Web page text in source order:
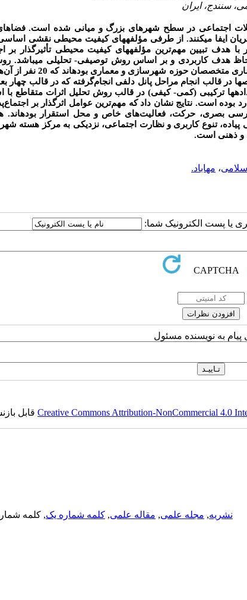
اجتماعی در سطح شهرهای بزرگ و میانی شده است.
ایفا می­کنند. از طرفی مؤلفه­های کیفیت محیطی نقشی اساسی
تبیین مهم‌ترین مؤلفه­های کیفیت محیطی تأثیرگذار بر
هدف کاربردی و بر اساس روش توصیفی- تحلیلی می­باشد.
اسنادی- میدانی در قالب پرسشنامه و مصاحبه
در قالب انجام مراحل پانل دلفی انجام‌گرفته که در قالب چهار
ترکیبی (کمی- کیفی) در قالب روش تحلیل اثرات متقاطع با
بوده است. نتایج نشان داد که مهم‌ترین عوامل اثرگذار بر
بصری، حرکت، فعالیت‌های خاص و محل استقرار بوده­اند.
تنوع کاربری و نظارت اجتماعی، نزدیکی به مرکز هسته
و ذهنی است.
، مهاباد.
یا پست الکترونیک شما:
پیام به نویسنده مسئول
Creative Commons Attribution-NonCommercial 4.0قابل
نشریه, مجله علمی, مقاله علمی, کلمه شماره یک, کلمه